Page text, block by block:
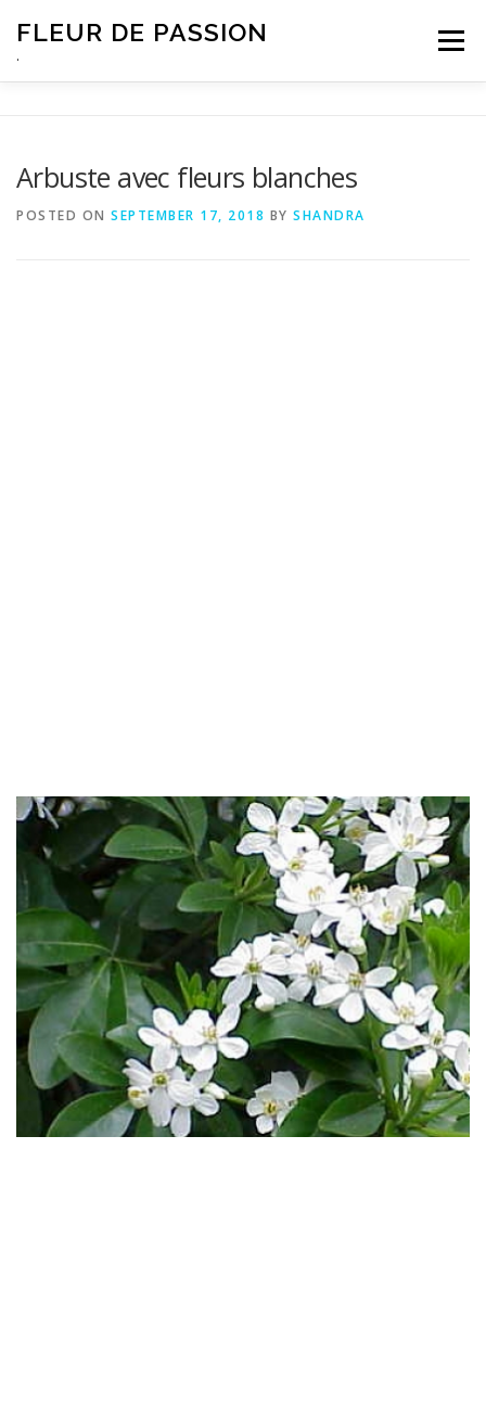
FLEUR DE PASSION
.
Menu
Arbuste avec fleurs blanches
POSTED ON SEPTEMBER 17, 2018 BY SHANDRA